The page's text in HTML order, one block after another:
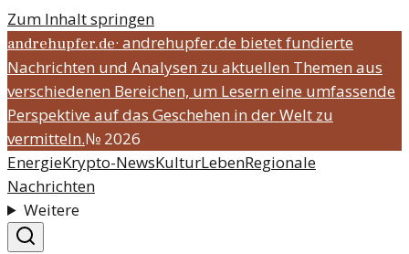
Zum Inhalt springen
andrehupfer.de· andrehupfer.de bietet fundierte
Nachrichten und Analysen zu aktuellen Themen aus
verschiedenen Bereichen, um Lesern eine umfassende
Perspektive auf das Geschehen in der Welt zu
vermitteln.№ 2026
EnergieKrypto-NewsKulturLebenRegionale
Nachrichten
Weitere